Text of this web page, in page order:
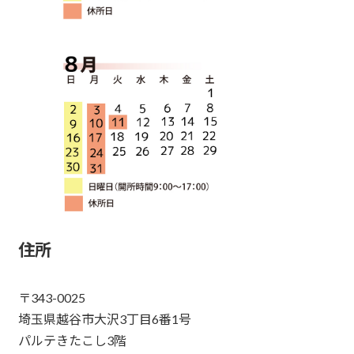
住所
〒343-0025
埼玉県越谷市大沢3丁目6番1号
パルテきたこし3階